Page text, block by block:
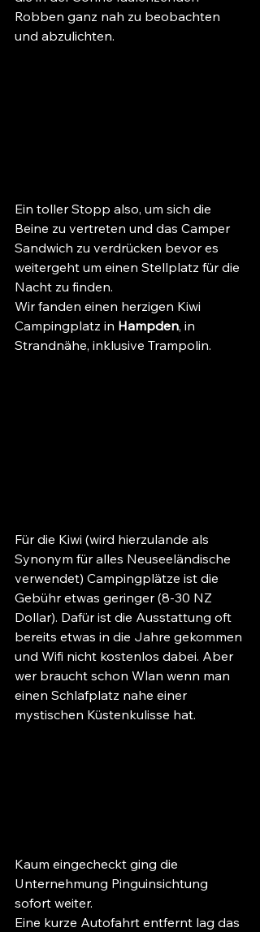
Robben ganz nah zu beobachten
und abzulichten.
Ein toller Stopp also, um sich die
Beine zu vertreten und das Camper
Sandwich zu verdrücken bevor es
weitergeht um einen Stellplatz für die
Nacht zu finden.
Wir fanden einen herzigen Kiwi
Campingplatz in Hampden, in
Strandnähe, inklusive Trampolin.
Für die Kiwi (wird hierzulande als
Synonym für alles Neuseeländische
verwendet) Campingplätze ist die
Gebühr etwas geringer (8-30 NZ
Dollar). Dafür ist die Ausstattung oft
bereits etwas in die Jahre gekommen
und Wifi nicht kostenlos dabei. Aber
wer braucht schon Wlan wenn man
einen Schlafplatz nahe einer
mystischen Küstenkulisse hat.
Kaum eingecheckt ging die
Unternehmung Pinguinsichtung
sofort weiter.
Eine kurze Autofahrt entfernt lag das